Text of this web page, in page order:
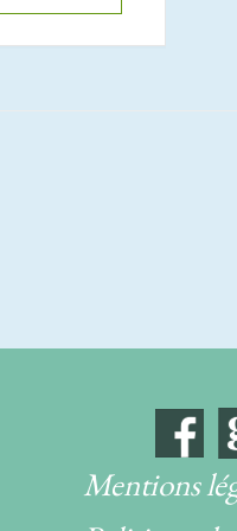
Mentions